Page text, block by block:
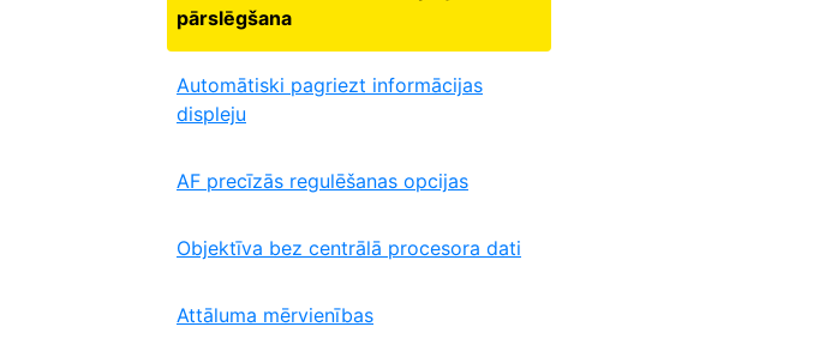
pārslēgšana
Automātiski pagriezt informācijas
displeju
AF precīzās regulēšanas opcijas
Objektīva bez centrālā procesora dati
Attāluma mērvienības